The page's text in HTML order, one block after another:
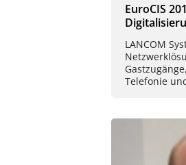
EuroCIS
LANCOM
Telefonie